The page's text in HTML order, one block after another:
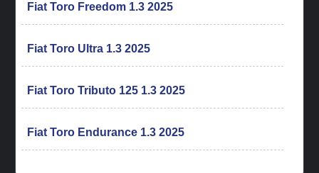
Fiat Toro Freedom 1.3 2025
Fiat Toro Ultra 1.3 2025
Fiat Toro Tributo 125 1.3 2025
Fiat Toro Endurance 1.3 2025